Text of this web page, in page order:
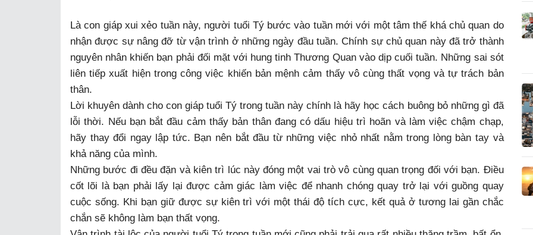
Là con giáp xui xẻo tuần này, người tuổi Tý bước vào tuần mới với một tâm thế khá chủ quan do
nhận được sự nâng đỡ từ vận trình ở những ngày đầu tuần. Chính sự chủ quan này đã trở thành
nguyên nhân khiến bạn phải đối mặt với hung tinh Thương Quan vào dịp cuối tuần. Những sai sót
liên tiếp xuất hiện trong công việc khiến bản mệnh cảm thấy vô cùng thất vọng và tự trách bản
thân.
Lời khuyên dành cho con giáp tuổi Tý trong tuần này chính là hãy học cách buông bỏ những gì đã
lỗi thời. Nếu bạn bắt đầu cảm thấy bản thân đang có dấu hiệu trì hoãn và làm việc chậm chạp,
hãy thay đổi ngay lập tức. Bạn nên bắt đầu từ những việc nhỏ nhất nằm trong lòng bàn tay và
khả năng của mình.
Những bước đi đều đặn và kiên trì lúc này đóng một vai trò vô cùng quan trọng đối với bạn. Điều
cốt lõi là bạn phải lấy lại được cảm giác làm việc để nhanh chóng quay trở lại với guồng quay
cuộc sống. Khi bạn giữ được sự kiên trì với một thái độ tích cực, kết quả ở tương lai gần chắc
chắn sẽ không làm bạn thất vọng.